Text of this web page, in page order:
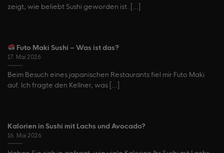
zeigt, wie beliebt Sushi geworden ist. [...]
Futo Maki Sushi – Was ist das?
17. Mai 2026
Beim Besuch eines japanischen Restaurants fiel mir Futo Maki
auf. Ich fragte den Kellner, was [...]
Kalorien in Sushi mit Lachs und Avocado?
16. Mai 2026